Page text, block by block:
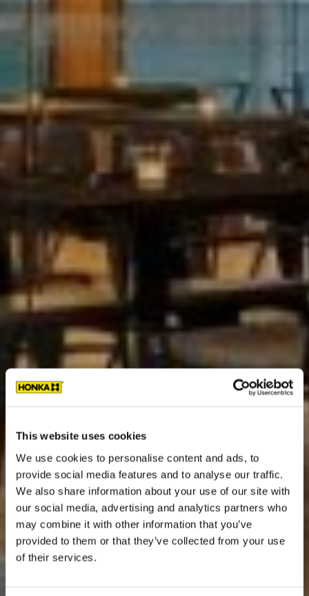
This website uses cookies
We use cookies to personalise content and ads, to
provide social media features and to analyse our traffic.
We also share information about your use of our site with
our social media, advertising and analytics partners who
may combine it with other information that you’ve
provided to them or that they’ve collected from your use
of their services.